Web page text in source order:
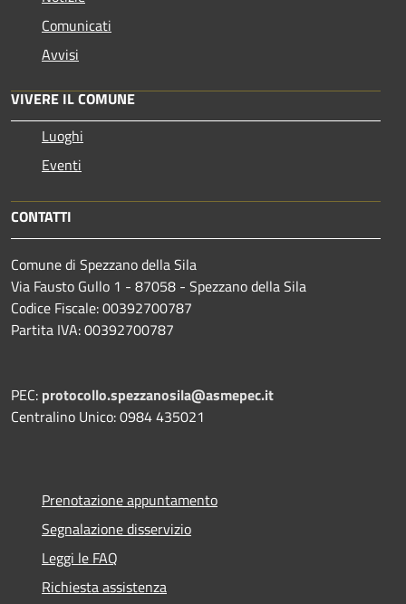
Comunicati
Avvisi
VIVERE IL COMUNE
Luoghi
Eventi
CONTATTI
Comune di Spezzano della Sila
Via Fausto Gullo 1 - 87058 - Spezzano della Sila
Codice Fiscale: 00392700787
Partita IVA: 00392700787
PEC: protocollo.spezzanosila@asmepec.it
Centralino Unico: 0984 435021
Prenotazione appuntamento
Segnalazione disservizio
Leggi le FAQ
Richiesta assistenza